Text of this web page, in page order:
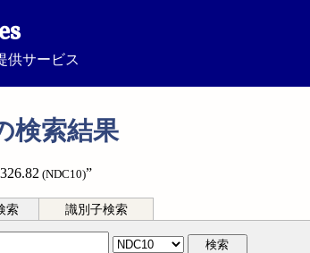
供サービス
検索結果
(NDC10)”
索 識別子検索
検索